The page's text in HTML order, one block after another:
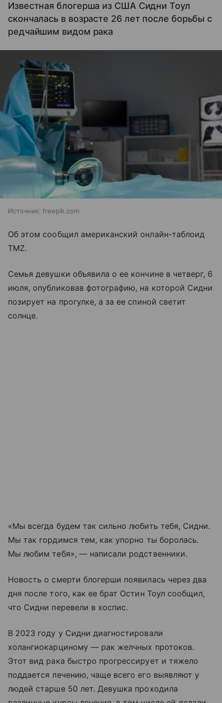
Известная блогерша из США Сидни Тоул
скончалась в возрасте 26 лет после борьбы с
редчайшим видом рака
Источник: freepik.com
Об этом сообщил американский онлайн-таблоид
TMZ.
Семья девушки объявила о ее кончине в четверг, 6
июля, опубликовав фотографию, на которой Сидни
позирует на прогулке, а за ее спиной светит
солнце.
«Мы всегда будем так сильно любить тебя, Сидни.
Мы так гордимся тем, как упорно ты боролась.
Мы любим тебя», — написали родственники.
Новость о смерти блогерши появилась через два
дня после того, как ее брат Остин Тоул сообщил,
что Сидни перевели в хоспис.
В 2023 году у Сидни диагностировали
холангиокарциному — рак желчных протоков.
Этот вид рака быстро прогрессирует и тяжело
поддается лечению, чаще всего его выявляют у
людей старше 50 лет. Девушка проходила